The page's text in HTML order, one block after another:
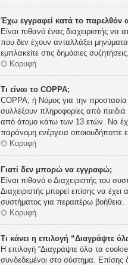
Έχω εγγραφεί κατά το
Είναι πιθανό ένας διαχειριστής
που δεν έχουν ανταλλάξει
εμπλακείτε στις δημόσιες συζητήσεις.
Κορυφή
Τι είναι το COPPA;
COPPA, ή Νόμος για την προστασία
συλλέξουν πληροφορίες από
από άτομο κάτω των 13 ετών. Να
παράνομη ενέργεια
Κορυφή
Γιατί δεν μπορώ να εγγραφώ;
Είναι πιθανό ο Διαχειριστής του
Διαχειριστής μπορεί επίσης να
συστήματος για περαιτέρω βοήθεια.
Κορυφή
Τι κάνει η επιλογή “Διαγράψτε
Η επιλογή “Διαγράψτε όλα τα
συνδεδεμένοι στο σύστημα. Επίσης